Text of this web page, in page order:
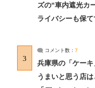
ズの“車内遮光
ライバシーも保
3
コメント数： 7
兵庫県の「ケー
うまいと思う店